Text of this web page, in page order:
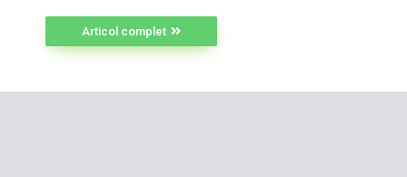
Articol complet